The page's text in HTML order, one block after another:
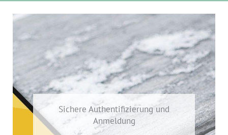
Sichere Authentifizierung und
Anmeldung